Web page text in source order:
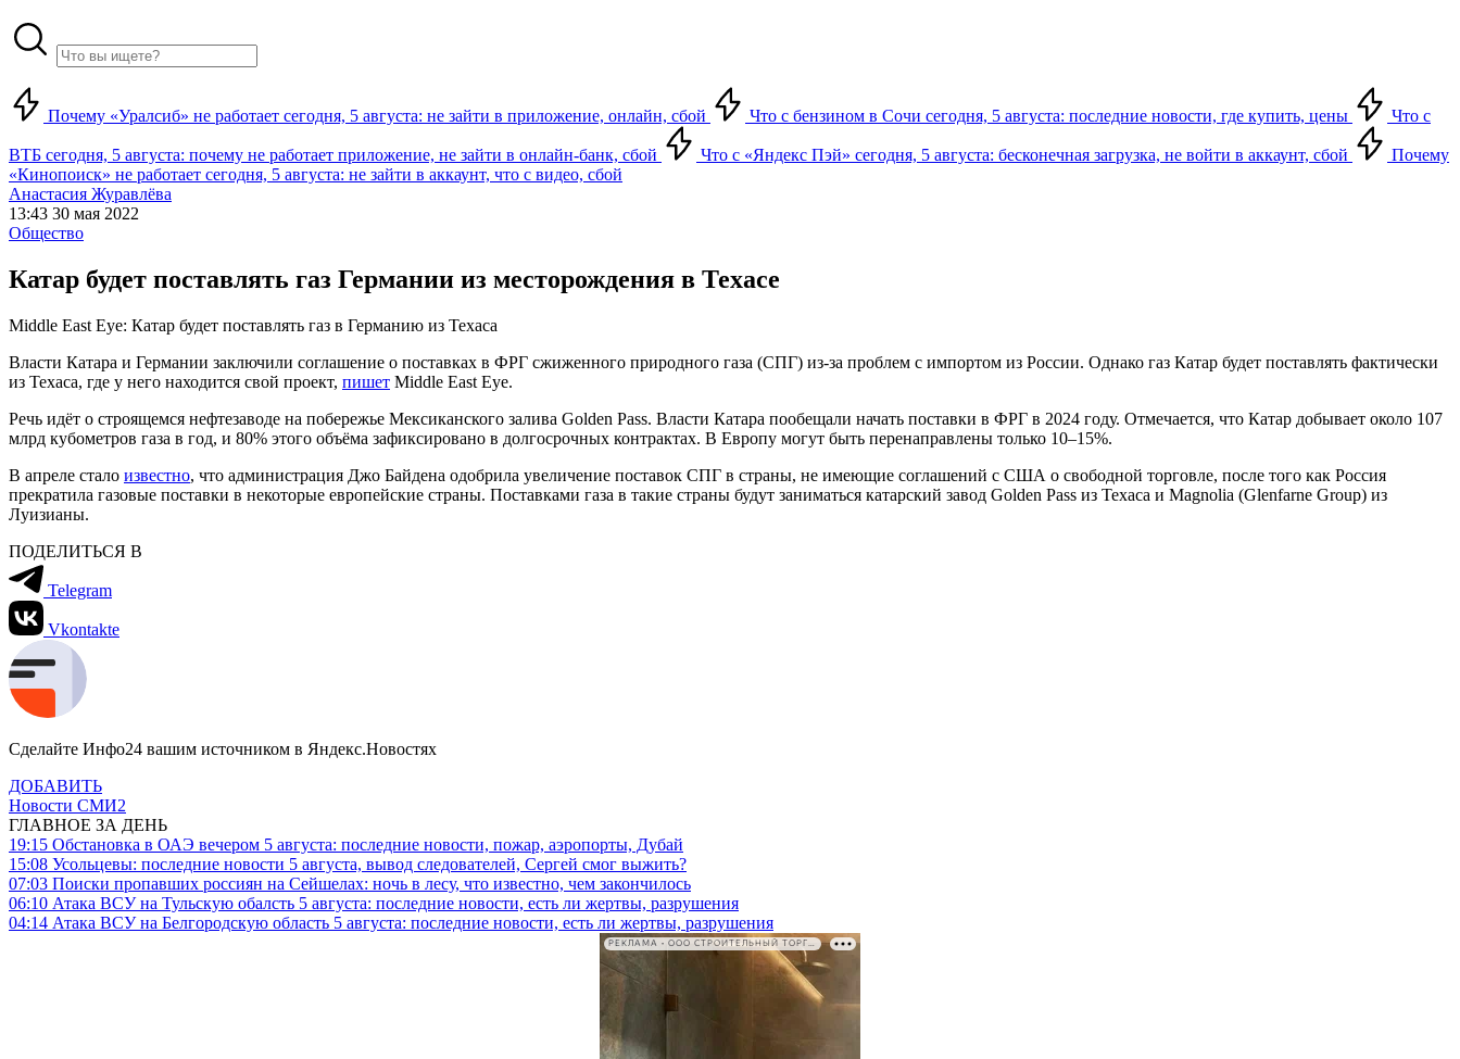
Почему «Уралсиб» не работает сегодня, 5 августа: не зайти в приложение, онлайн, сбой Что с бензином в Сочи сегодня, 5 августа: последние новости, где купить, цены Что с
ВТБ сегодня, 5 августа: почему не работает приложение, не зайти в онлайн-банк, сбой Что с «Яндекс Пэй» сегодня, 5 августа: бесконечная загрузка, не войти в аккаунт, сбой
Почему
«Кинопоиск» не работает сегодня, 5 августа: не зайти в аккаунт, что с видео, сбой
Анастасия Журавлёва
13:43 30 мая 2022
Общество
Катар будет поставлять газ Германии из месторождения в Техасе
Middle East Eye: Катар будет поставлять газ в Германию из Техаса
Власти Катара и Германии заключили соглашение о поставках в ФРГ сжиженного природного газа (СПГ) из-за проблем с импортом из России. Однако газ Катар будет поставлять фактически
из Техаса, где у него находится свой проект, пишет Middle East Eye.
Речь идёт о строящемся нефтезаводе на побережье Мексиканского залива Golden Pass. Власти Катара пообещали начать поставки в ФРГ в 2024 году. Отмечается, что Катар добывает около 107
млрд кубометров газа в год, и 80% этого объёма зафиксировано в долгосрочных контрактах. В Европу могут быть перенаправлены только 10–15%.
В апреле стало известно, что администрация Джо Байдена одобрила увеличение поставок СПГ в страны, не имеющие соглашений с США о свободной торговле, после того как Россия
прекратила газовые поставки в некоторые европейские страны. Поставками газа в такие страны будут заниматься катарский завод Golden Pass из Техаса и Magnolia (Glenfarne Group) из
Луизианы.
ПОДЕЛИТЬСЯ В
Telegram
Vkontakte
Сделайте Инфо24 вашим источником в Яндекс.Новостях
ДОБАВИТЬ
Новости СМИ2
ГЛАВНОЕ ЗА ДЕНЬ
19:15 Обстановка в ОАЭ вечером 5 августа: последние новости, пожар, аэропорты, Дубай
15:08 Усольцевы: последние новости 5 августа, вывод следователей, Сергей смог выжить?
07:03 Поиски пропавших россиян на Сейшелах: ночь в лесу, что известно, чем закончилось
06:10 Атака ВСУ на Тульскую обалсть 5 августа: последние новости, есть ли жертвы, разрушения
04:14 Атака ВСУ на Белгородскую область 5 августа: последние новости, есть ли жертвы, разрушения
РЕКЛАМА • ООО СТРОИТЕЛЬНЫЙ ТОРГОВЫЙ ДОМ «ПЕТРОВИЧ». ИНН: 7802348846